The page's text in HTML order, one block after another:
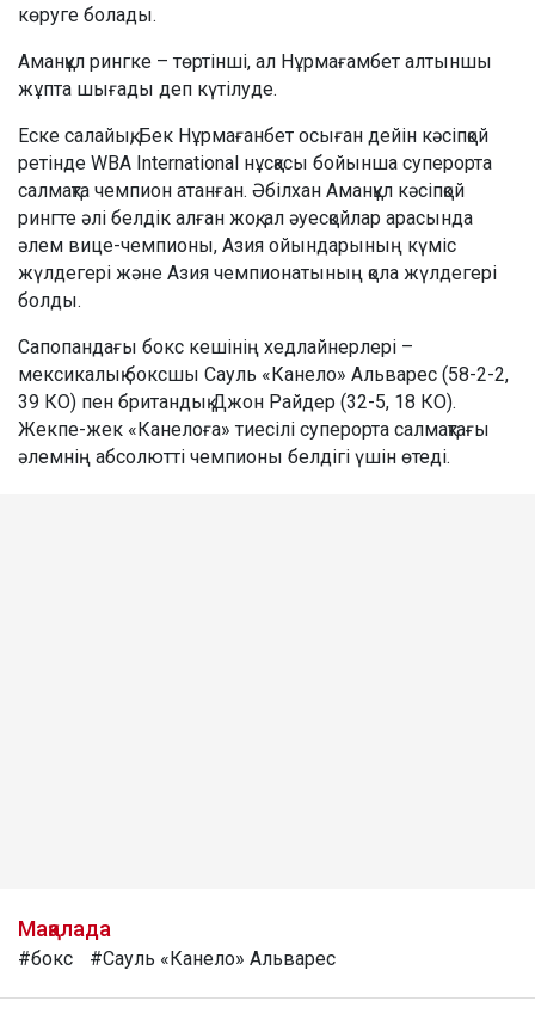
көруге болады.
Аманқұл рингке – төртінші, ал Нұрмағамбет алтыншы
жұпта шығады деп күтілуде.
Еске салайық, Бек Нұрмағанбет осыған дейін кәсіпқой
ретінде WBA International нұсқасы бойынша суперорта
салмақта чемпион атанған. Әбілхан Аманқұл кәсіпқой
рингте әлі белдік алған жоқ, ал әуесқойлар арасында
әлем вице-чемпионы, Азия ойындарының күміс
жүлдегері және Азия чемпионатының қола жүлдегері
болды.
Сапопандағы бокс кешінің хедлайнерлері –
мексикалық боксшы Сауль «Канело» Альварес (58-2-2,
39 КО) пен британдық Джон Райдер (32-5, 18 КО).
Жекпе-жек «Канелоға» тиесілі суперорта салмақтағы
әлемнің абсолютті чемпионы белдігі үшін өтеді.
Мақалада
#бокс #Сауль «Канело» Альварес